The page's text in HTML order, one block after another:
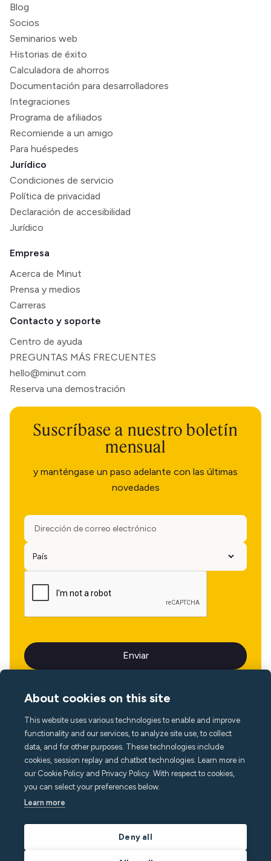
Blog
Socios
Seminarios web
Historias de éxito
Calculadora de ahorros
Documentación para desarrolladores
Integraciones
Programa de afiliados
Recomiende a un amigo
Para huéspedes
Jurídico
Condiciones de servicio
Política de privacidad
Declaración de accesibilidad
Jurídico
Empresa
Acerca de Minut
Prensa y medios
Carreras
Contacto y soporte
Centro de ayuda
PREGUNTAS MÁS FRECUENTES
hello@minut.com
Reserva una demostración
Suscríbase a nuestro boletín
mensual
y manténgase un paso adelante con las últimas
novedades
Idioma
About cookies on this site
This website uses various technologies to enable and improve
functionality and our services, to analyze site use, to collect
data, and for other purposes. These technologies include
cookies, session replay and chatbot technologies. Learn more in
our Cookie Policy and Privacy Policy. With respect to cookies,
you can select your preferences below.
Learn more
Deny all